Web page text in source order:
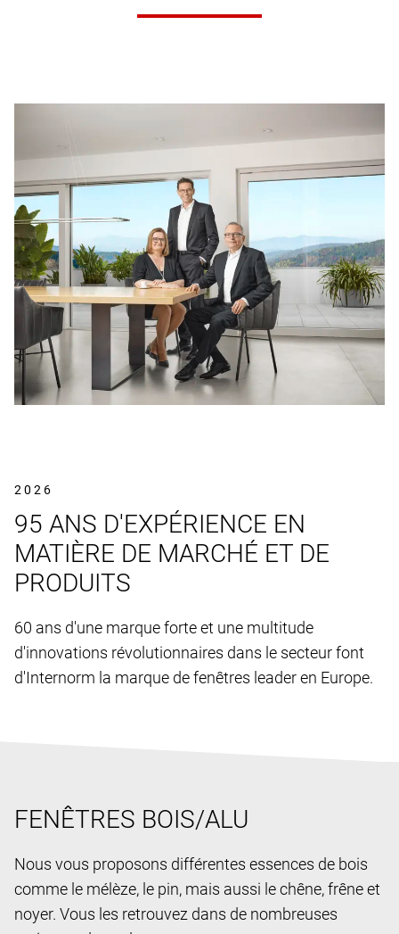
2026
95 ANS D'EXPÉRIENCE EN
MATIÈRE DE MARCHÉ ET DE
PRODUITS
60 ans d'une marque forte et une multitude
d'innovations révolutionnaires dans le secteur font
d'Internorm la marque de fenêtres leader en Europe.
FENÊTRES BOIS/ALU
Nous vous proposons différentes essences de bois
comme le mélèze, le pin, mais aussi le chêne, frêne et
noyer. Vous les retrouvez dans de nombreuses